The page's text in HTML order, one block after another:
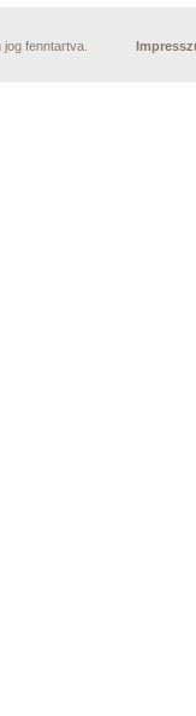
fenntartva.